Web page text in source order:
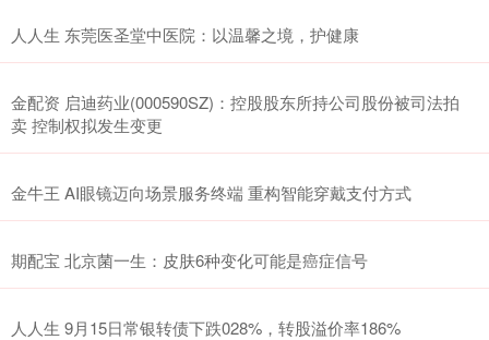
人人生 东莞医圣堂中医院：以温馨之境，护健康
金配资 启迪药业(000590SZ)：控股股东所持公司股份被司法拍
卖 控制权拟发生变更
金牛王 AI眼镜迈向场景服务终端 重构智能穿戴支付方式
期配宝 北京菌一生：皮肤6种变化可能是癌症信号
人人生 9月15日常银转债下跌028%，转股溢价率186%